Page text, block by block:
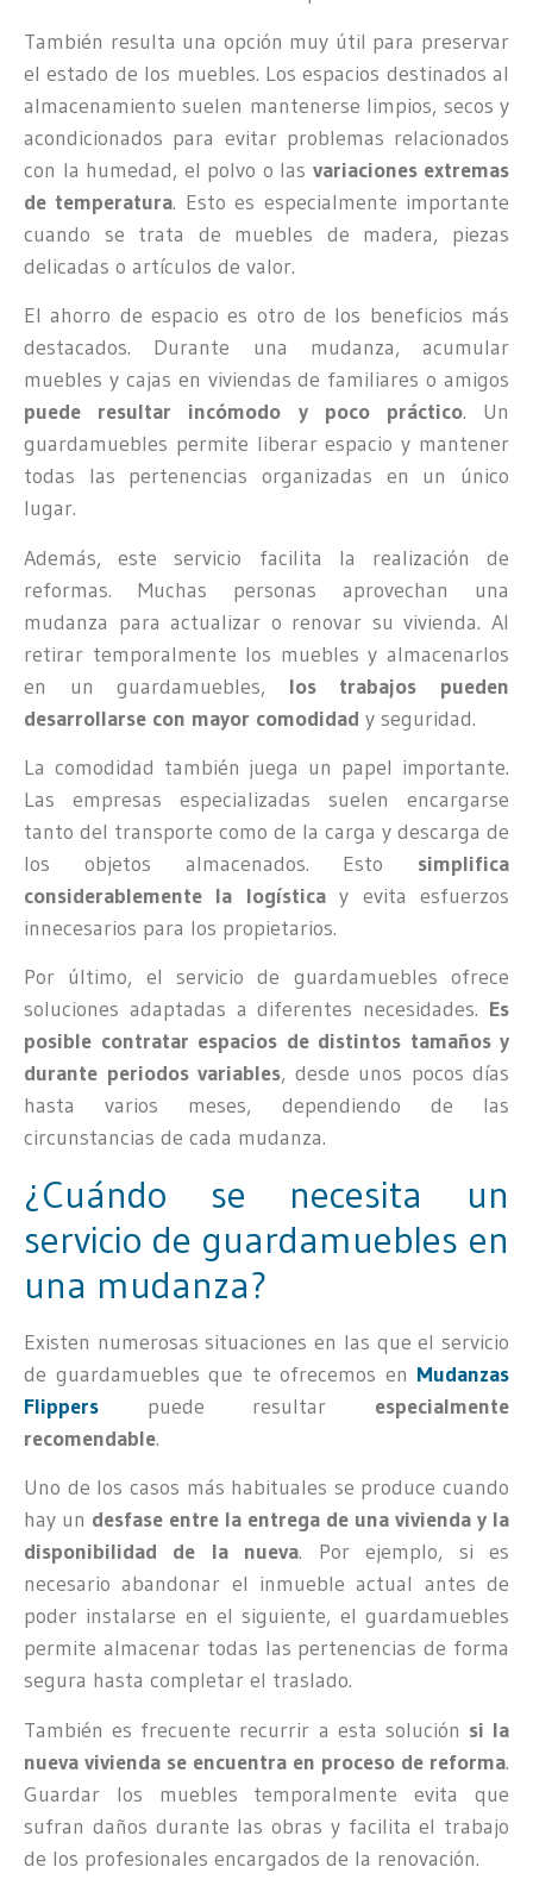
También resulta una opción muy útil para preservar
el estado de los muebles. Los espacios destinados al
almacenamiento suelen mantenerse limpios, secos y
acondicionados para evitar problemas relacionados
con la humedad, el polvo o las variaciones extremas
de temperatura. Esto es especialmente importante
cuando se trata de muebles de madera, piezas
delicadas o artículos de valor.
El ahorro de espacio es otro de los beneficios más
destacados. Durante una mudanza, acumular
muebles y cajas en viviendas de familiares o amigos
puede resultar incómodo y poco práctico. Un
guardamuebles permite liberar espacio y mantener
todas las pertenencias organizadas en un único
lugar.
Además, este servicio facilita la realización de
reformas. Muchas personas aprovechan una
mudanza para actualizar o renovar su vivienda. Al
retirar temporalmente los muebles y almacenarlos
en un guardamuebles, los trabajos pueden
desarrollarse con mayor comodidad y seguridad.
La comodidad también juega un papel importante.
Las empresas especializadas suelen encargarse
tanto del transporte como de la carga y descarga de
los objetos almacenados. Esto simplifica
considerablemente la logísticay evita esfuerzos
innecesarios para los propietarios.
Por último, el servicio de guardamuebles ofrece
soluciones adaptadas a diferentes necesidades. Es
posible contratar espacios de distintos tamaños y
durante periodos variables, desde unos pocos días
hasta varios meses, dependiendo de las
circunstancias de cada mudanza.
¿Cuándo se necesita un
servicio de guardamuebles en
una mudanza?
Existen numerosas situaciones en las que el servicio
de guardamuebles que te ofrecemos en Mudanzas
Flippers puede resultar especialmente
recomendable.
Uno de los casos más habituales se produce cuando
hay un desfase entre la entrega de una vivienda y la
disponibilidad de la nueva. Por ejemplo, si es
necesario abandonar el inmueble actual antes de
poder instalarse en el siguiente, el guardamuebles
permite almacenar todas las pertenencias de forma
segura hasta completar el traslado.
También es frecuente recurrir a esta solución si la
nueva vivienda se encuentra en proceso de reforma.
Guardar los muebles temporalmente evita que
sufran daños durante las obras y facilita el trabajo
de los profesionales encargados de la renovación.